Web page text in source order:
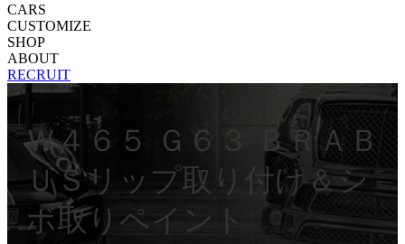
CARS
CUSTOMIZE
SHOP
ABOUT
RECRUIT
Ｗ４６５ Ｇ６３ ＢＲＡＢ
ＵＳリップ取り付け＆シ
ボ取りペイント